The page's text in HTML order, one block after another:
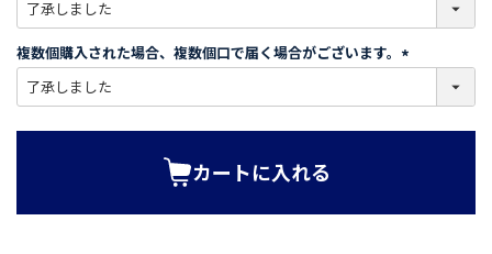
必
)
複数個購入された場合、複数個口で届く場合がございます。
必
カートに入れる